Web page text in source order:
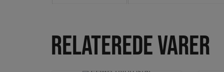
Relaterede varer